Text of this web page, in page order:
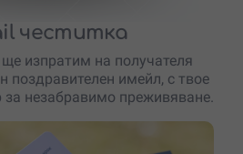
честитка
изпратим на получателя
поздравителен имейл, с твое
за незабравимо преживяване.